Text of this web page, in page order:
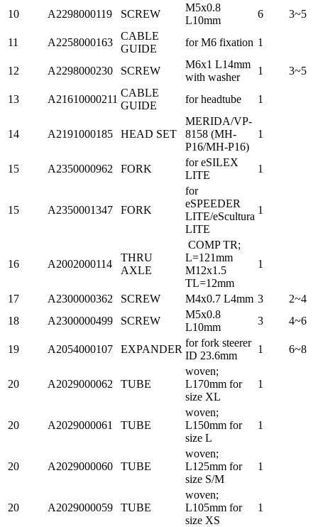
10 A2298000119 SCREW
M5x0.8
L10mm
6 3~5
11 A2258000163
CABLE
GUIDE
for M6 fixation 1
12 A2298000230 SCREW
M6x1 L14mm
with washer
1 3~5
13 A21610000211
CABLE
GUIDE
for headtube 1
14 A2191000185 HEAD SET
MERIDA/VP-
8158 (MH-
P16/MH-P16)
1
15 A2350000962 FORK
for eSILEX
LITE
1
15 A2350001347 FORK
for
eSPEEDER
LITE/eScultura
LITE
1
16 A2002000114
THRU
AXLE
COMP TR;
L=121mm
M12x1.5
TL=12mm
1
17 A2300000362 SCREW M4x0.7 L4mm 3
2~4
18
A2300000499 SCREW
M5x0.8
L10mm
3 4~6
19 A2054000107 EXPANDER
for fork steerer
ID 23.6mm
1 6~8
20 A2029000062 TUBE
woven;
L170mm for
size XL
1
20 A2029000061 TUBE
woven;
L150mm for
size L
1
20 A2029000060 TUBE
woven;
L125mm for
size S/M
1
20 A2029000059 TUBE
woven;
L105mm for
size XS
1